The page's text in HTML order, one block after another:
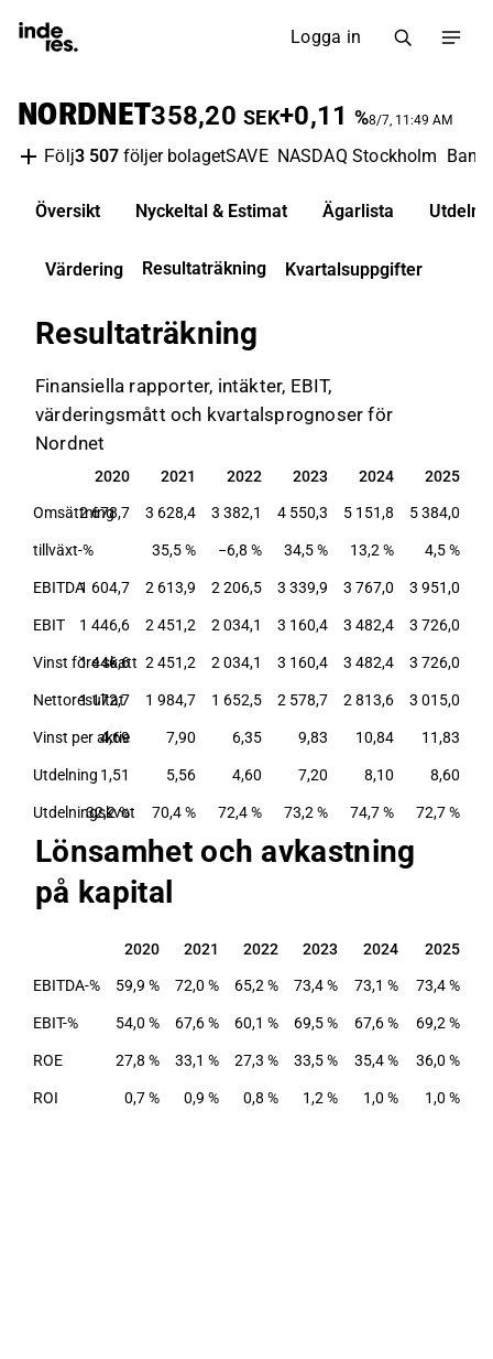
Logga in
NORDNET358,20 SEK+0,11 %8/7, 11:49 AM
Följ3 507 följer bolagetSAVE NASDAQ Stockholm Bank
Översikt Nyckeltal & Estimat Ägarlista
Värdering Resultaträkning Kvartalsuppgifter
Resultaträkning
Finansiella rapporter, intäkter, EBIT,
värderingsmått och kvartalsprognoser för
Nordnet
2020 2021 2022 2023 2024 2025
2020 2021 2022 2023 2024 2025
Omsättning
2 678,7 3 628,4 3 382,1 4 550,3 5 151,8 5 384,0
tillväxt-% 35,5 % −6,8 % 34,5 % 13,2 % 4,5 %
EBITDA1 604,7 2 613,9 2 206,5 3 339,9 3 767,0 3 951,0
EBIT 1 446,6 2 451,2 2 034,1 3 160,4 3 482,4 3 726,0
Vinst före skatt
1 446,6 2 451,2 2 034,1 3 160,4 3 482,4 3 726,0
Nettoresultat
1 172,7 1 984,7 1 652,5 2 578,7 2 813,6 3 015,0
Vinst per aktie
4,69 7,90 6,35 9,83 10,84 11,83
Utdelning 1,51 5,56 4,60 7,20 8,10 8,60
Utdelningskvot
32,2 % 70,4 % 72,4 % 73,2 % 74,7 % 72,7 %
Lönsamhet och avkastning
på kapital
2020 2021 2022 2023 2024 2025
2020 2021 2022 2023 2024 2025
EBITDA-% 59,9 % 72,0 % 65,2 % 73,4 % 73,1 % 73,4 %
EBIT-% 54,0 % 67,6 % 60,1 % 69,5 % 67,6 % 69,2 %
ROE 27,8 % 33,1 % 27,3 % 33,5 % 35,4 % 36,0 %
ROI 0,7 % 0,9 % 0,8 % 1,2 % 1,0 % 1,0 %